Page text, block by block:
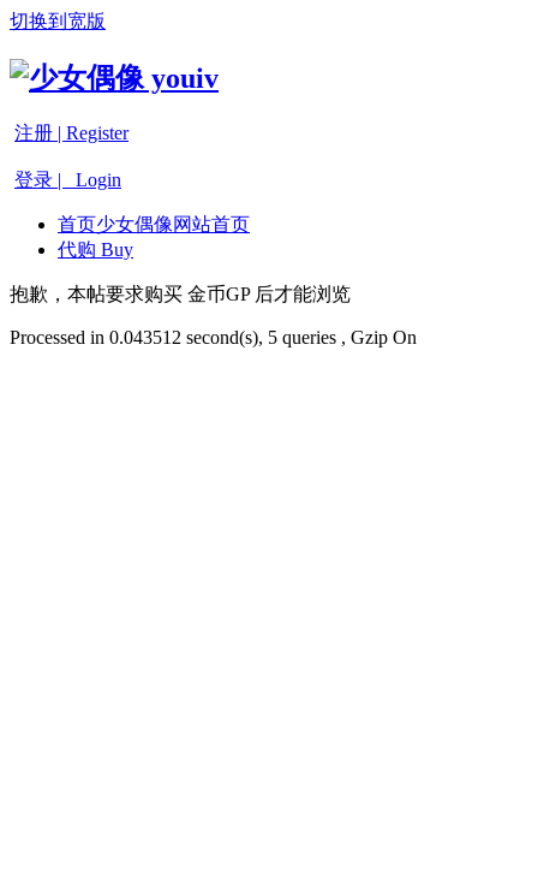
切换到宽版
注册 | Register
登录 | Login
首页少女偶像网站首页
代购 Buy
抱歉，本帖要求购买 金币GP 后才能浏览
Processed in 0.043512 second(s), 5 queries , Gzip On